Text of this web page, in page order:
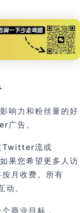
响力和粉丝量的好
广告。
Twitter流或
果您希望更多人访
月收费。所有
。
商业目标，